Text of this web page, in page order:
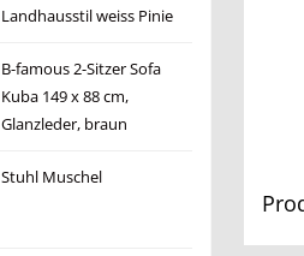
Landhausstil weiss Pinie
B-famous 2-Sitzer Sofa
Kuba 149 x 88 cm,
Glanzleder, braun
Stuhl Muschel